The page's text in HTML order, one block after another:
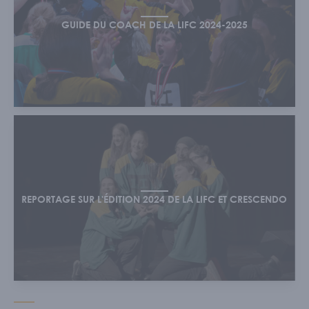
GUIDE DU COACH DE LA LIFC 2024-2025
REPORTAGE SUR L'ÉDITION 2024 DE LA LIFC ET CRESCENDO